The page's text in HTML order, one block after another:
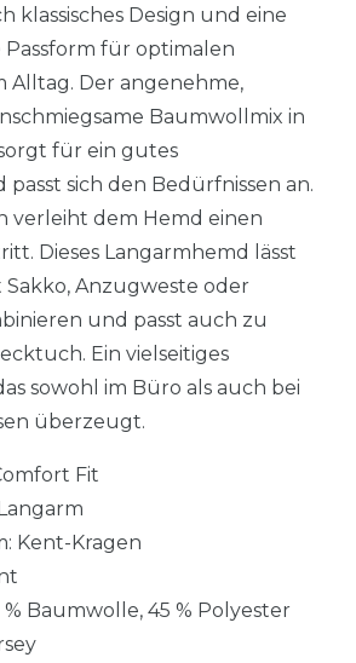
klassisches Design und eine
für optimalen
Alltag. Der angenehme,
Baumwollmix in
für ein gutes
sich den Bedürfnissen an.
verleiht dem Hemd einen
Dieses Langarmhemd lässt
Sakko, Anzugweste oder
und passt auch zu
Ein vielseitiges
sowohl im Büro als auch bei
überzeugt.
Fit
Kent-Kragen
% Baumwolle, 45 % Polyester